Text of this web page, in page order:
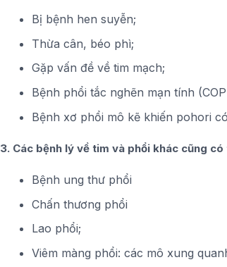
Bị bệnh hen suyễn;
Thừa cân, béo phì;
Gặp vấn đề về tim mạch;
Bệnh phổi tắc nghẽn mạn tính
Bệnh xơ phổi mô kẽ khiến pohori
3. Các bệnh lý về tim và phổi khác cũng
Bệnh ung thư phổi
Chấn thương phổi
Lao phổi;
Viêm màng phổi: các mô xung